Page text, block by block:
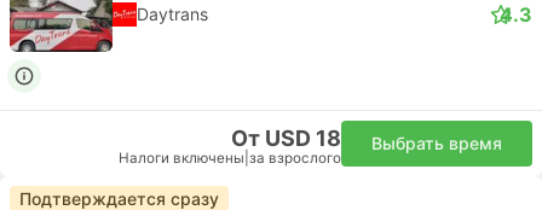
Daytrans 4.3
От USD 18
Налоги включены за взрослого
Выбрать время
Подтверждается сразу